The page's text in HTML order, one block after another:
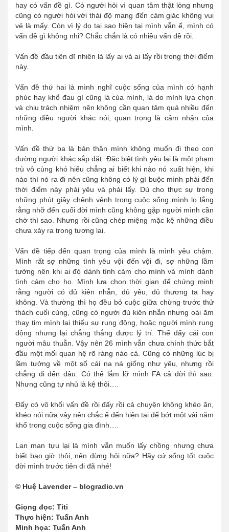
hay có vấn đề gì. Có người hỏi vì quan tâm thật lòng nhưng
cũng có người hỏi với thái độ mang đến cảm giác không vui
vẻ là mấy. Còn vì lý do tại sao hiện tại mình vẫn ế, mình có
vấn đề gì không nhỉ? Chắc chắn là có nhiều vấn đề rồi.
Vấn đề đầu tiên dĩ nhiên là lấy ai và ai lấy rồi trong thời điểm
này.
Vấn đề thứ hai là mình nghĩ cuộc sống của mình có hạnh
phúc hay khổ đau gì cũng là của mình, là do mình lựa chọn
và chịu trách nhiệm nên không cần quan tâm quá nhiều đến
những điều người khác nói, quan trọng là cảm nhận của
mình.
Vấn đề thứ ba là bản thân mình không muốn đi theo con
đường người khác sắp đặt. Đặc biệt tình yêu lại là một phạm
trù vô cùng khó hiểu chẳng ai biết khi nào nó xuất hiện, khi
nào thì nó ra đi nên cũng không có lý gì buộc mình phải đến
thời điểm này phải yêu và phải lấy. Dù cho thực sự trong
những phút giây chênh vênh trong cuộc sống mình lo lắng
rằng nhỡ đến cuối đời mình cũng không gặp người mình cần
chờ thì sao. Nhưng rồi cũng chép miệng mặc kệ những điều
chưa xảy ra trong tương lai.
Vấn đề tiếp đến quan trọng của mình là mình yêu chậm.
Mình rất sợ những tình yêu vội đến vội đi, sợ những lầm
tưởng nên khi ai đó dành tình cảm cho mình và mình dành
tình cảm cho họ. Mình lựa chọn thời gian để chứng minh
rằng người có đủ kiên nhẫn, đủ yêu, đủ thương ta hay
không. Và thường thì họ đều bỏ cuộc giữa chừng trước thử
thách cuối cùng, cũng có người đủ kiên nhẫn nhưng oái ăm
thay tim mình lại thiếu sự rung động, hoặc người mình rung
động nhưng lại chẳng thắng được lý trí. Thế đấy cái con
người mâu thuẫn. Vậy nên 26 mình vẫn chưa chính thức bắt
đầu một mối quan hệ rõ ràng nào cả. Cũng có những lúc bị
lầm tưởng về một số cái na ná giống như yêu, nhưng rồi
chẳng đi đến đâu. Có thể lắm lỡ mình FA cả đời thì sao.
Nhưng cũng tự nhủ là kệ thôi….
Đấy có vô khối vấn đề rồi đấy rồi cả chuyện không khéo ăn,
khéo nói nữa vậy nên chắc ế đến hiện tại để bớt một vài năm
khổ trong cuộc sống gia đình….
Lan man tựu lại là mình vẫn muốn lấy chồng nhưng chưa
biết bao giờ thôi, nên đừng hỏi nữa? Hãy cứ sống tốt cuộc
đời mình trước tiên đi đã nhé!
© Huệ Lavender – blogradio.vn
Giọng đọc: Titi
Thực hiện: Tuấn Anh
Minh họa: Tuấn Anh